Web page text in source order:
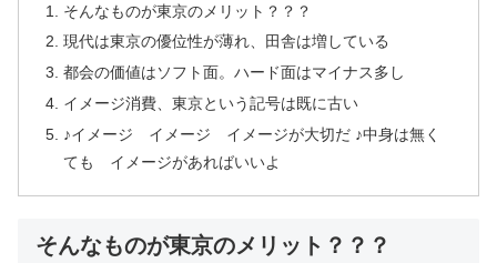
そんなものが東京のメリット？？？
現代は東京の優位性が薄れ、田舎は増している
都会の価値はソフト面。ハード面はマイナス多し
イメージ消費、東京という記号は既に古い
♪イメージ イメージ イメージが大切だ ♪中身は無く
ても イメージがあればいいよ
そんなものが東京のメリット？？？